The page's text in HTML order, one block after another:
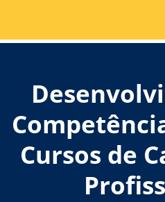
Cursos de